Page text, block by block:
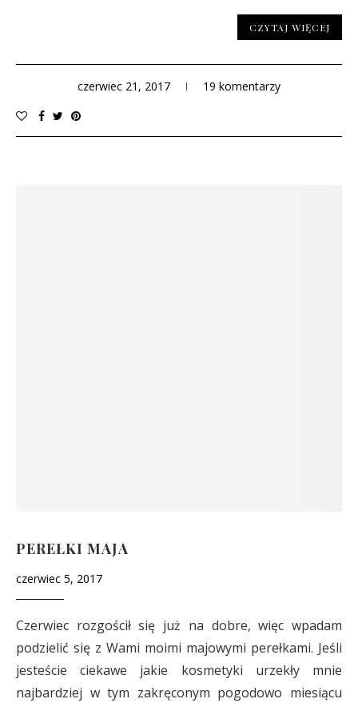
CZYTAJ WIĘCEJ
czerwiec 21, 2017 19 komentarzy
PEREŁKI MAJA
czerwiec 5, 2017
Czerwiec rozgościł się już na dobre, więc wpadam
podzielić się z Wami moimi majowymi perełkami. Jeśli
jesteście ciekawe jakie kosmetyki urzekły mnie
najbardziej w tym zakręconym pogodowo miesiącu